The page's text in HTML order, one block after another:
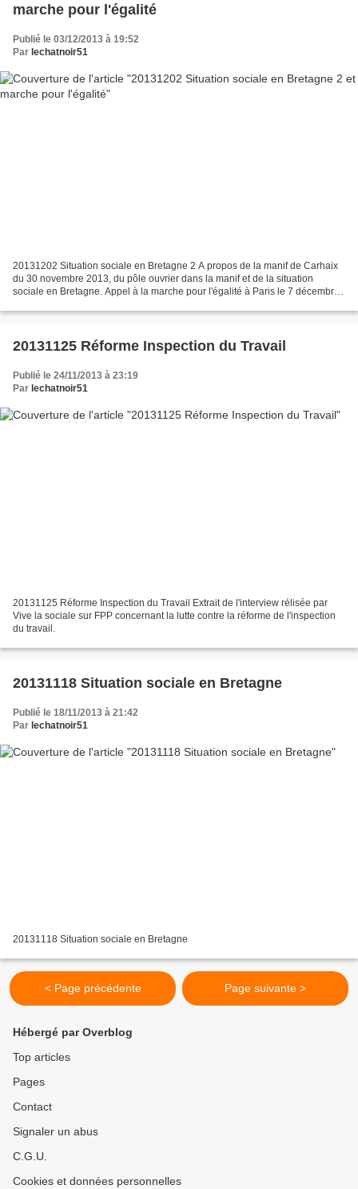
marche pour l'égalité
Publié le 03/12/2013 à 19:52
Par lechatnoir51
20131202 Situation sociale en Bretagne 2 A propos de la manif de Carhaix
du 30 novembre 2013, du pôle ouvrier dans la manif et de la situation
sociale en Bretagne. Appel à la marche pour l'égalité à Paris le 7 décembre
20131125 Réforme Inspection du Travail
Publié le 24/11/2013 à 23:19
Par lechatnoir51
20131125 Réforme Inspection du Travail Extrait de l'interview rélisée par
Vive la sociale sur FPP concernant la lutte contre la réforme de l'inspection
du travail.
20131118 Situation sociale en Bretagne
Publié le 18/11/2013 à 21:42
Par lechatnoir51
20131118 Situation sociale en Bretagne
< Page précédente Page suivante >
Hébergé par Overblog
Top articles
Pages
Contact
Signaler un abus
C.G.U.
Cookies et données personnelles